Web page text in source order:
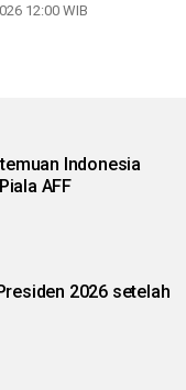
12:00 WIB
Indonesia
AFF
2026 setelah